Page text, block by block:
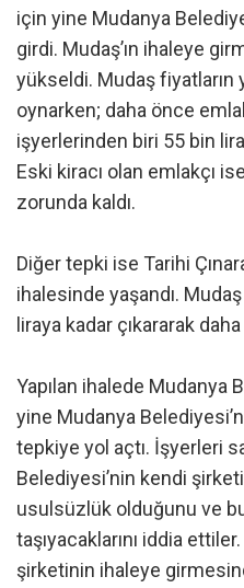
için yine Mudanya
girdi. Mudaş’ın ihaleye
yükseldi. Mudaş
oynarken; daha önce
işyerlerinden biri 55 bin
Eski kiracı olan emlakçı
zorunda kaldı.
Diğer tepki ise Tarihi
ihalesinde yaşandı.
liraya kadar çıkararak
Yapılan ihalede Mudanya
yine Mudanya
tepkiye yol açtı. İşyerleri
Belediyesi’nin kendi
usulsüzlük olduğunu ve
taşıyacaklarını iddia
şirketinin ihaleye